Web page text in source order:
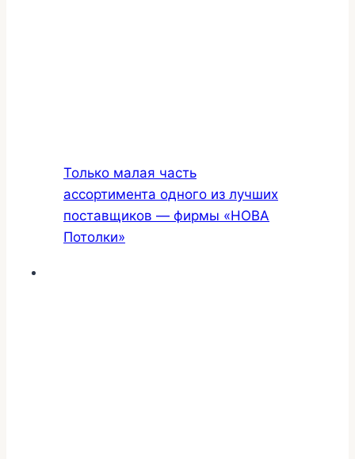
Только малая часть
ассортимента одного из лучших
поставщиков — фирмы «НОВА
Потолки»